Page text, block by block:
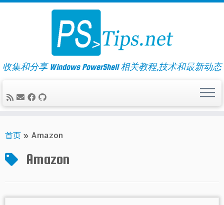
Skip
收集和分享 Windows PowerShell 相关教程,技术和最新动态
首页 » Amazon
Amazon